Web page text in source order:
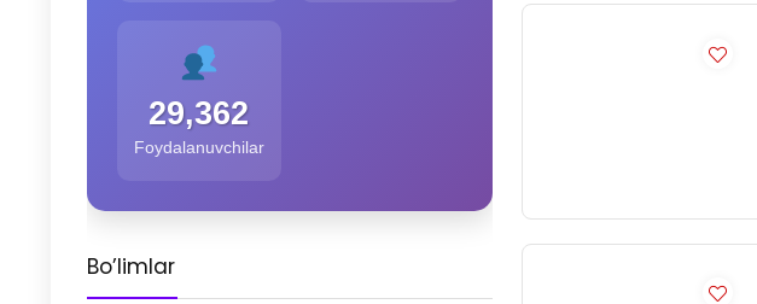
29,362
Foydalanuvchilar
Bo’limlar